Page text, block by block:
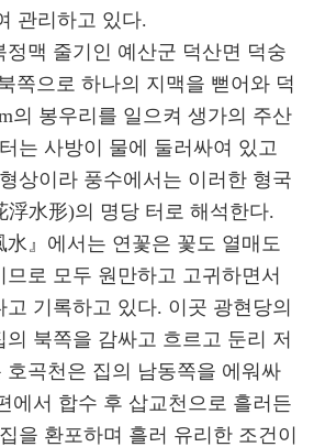
관리하고 있다.
정맥 줄기인 예산군 덕산면 덕숭
쪽으로 하나의 지맥을 뻗어와 덕
의 봉우리를 일으켜 생가의 주산
는 사방이 물에 둘러싸여 있고
상이라 풍수에서는 이러한 형국
浮水形)의 명당 터로 해석한다.
水』에서는 연꽃은 꽃도 열매도
로 모두 원만하고 고귀하면서
기록하고 있다. 이곳 광현당의
북쪽을 감싸고 흐르고 둔리 저
호곡천은 집의 남동쪽을 에워싸
에서 합수 후 삽교천으로 흘러든
을 환포하며 흘러 유리한 조건이